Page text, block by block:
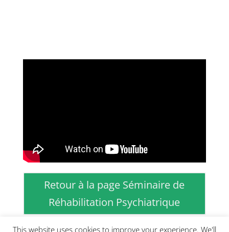
Retour à la page Séminaire de
Réhabilitation Psychiatrique
This website uses cookies to improve your experience. We'll